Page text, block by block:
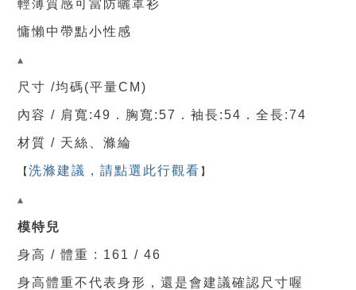
輕薄質感可當防曬罩衫
慵懶中帶點小性感
▴
尺寸 /均碼(平量CM)
內容 / 肩寬:49． 胸寬:57 ．袖長:54 ． 全長:74
材質 / 天絲、滌綸
【洗滌建議，請點選此行觀看】
▴
模特兒
身高 / 體重 : 161 / 46
身高體重不代表身形，還是會建議確認尺寸喔